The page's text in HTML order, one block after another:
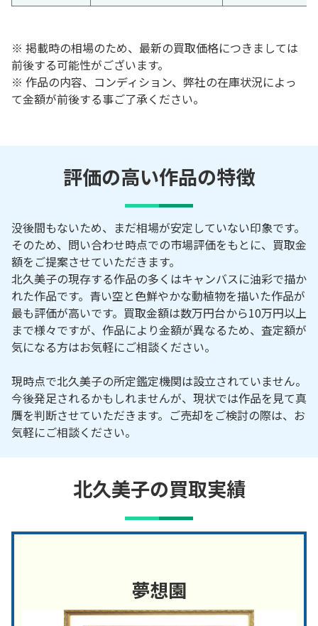
※ 掲載時の相場のため、最新の買取価格につきましては
前後する可能性がございます。
※ 作品の内容、コンディション、弊社の在庫状況によっ
て金額が前後する事ご了承ください。
評価の高い作品の特徴
没後間もないため、まだ相場が安定していない印象です。
そのため、問い合わせ時点での市場評価をもとに、買取金
額をご提案させていただきます。
北久美子の現存する作品の多くはキャンバスに油彩で描か
れた作品です。青い空と色鮮やかな動植物を描いた作品が
最も評価が高いです。買取金額は数万円台から10万円以上
まで様々ですが、作品により金額が異なるため、査定額が
気になる方はお気軽にご相談ください。
現時点で北久美子の所定鑑定機関は設立されていません。
今後発足されるかもしれませんが、現状では作品を見て真
贋を判断させていただきます。ご売却をご検討の際は、お
気軽にご相談ください。
北久美子の買取実績
夢想園